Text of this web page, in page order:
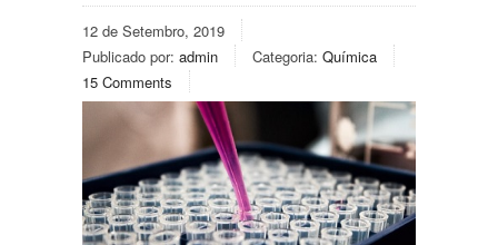
12 de Setembro, 2019
Publicado por: admin Categoria: Química
15 Comments